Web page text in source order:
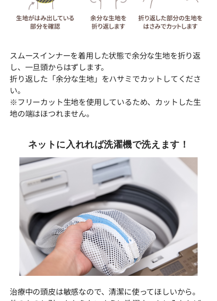
スムースインナーを着用した状態で余分な生地を折り返
し、一旦頭からはずします。
折り返した「余分な生地」をハサミでカットしてくださ
い。
※フリーカット生地を使用しているため、カットした生
地の端はほつれません。
ネットに入れれば洗濯機で洗えます！
治療中の頭皮は敏感なので、清潔に使ってほしいから。